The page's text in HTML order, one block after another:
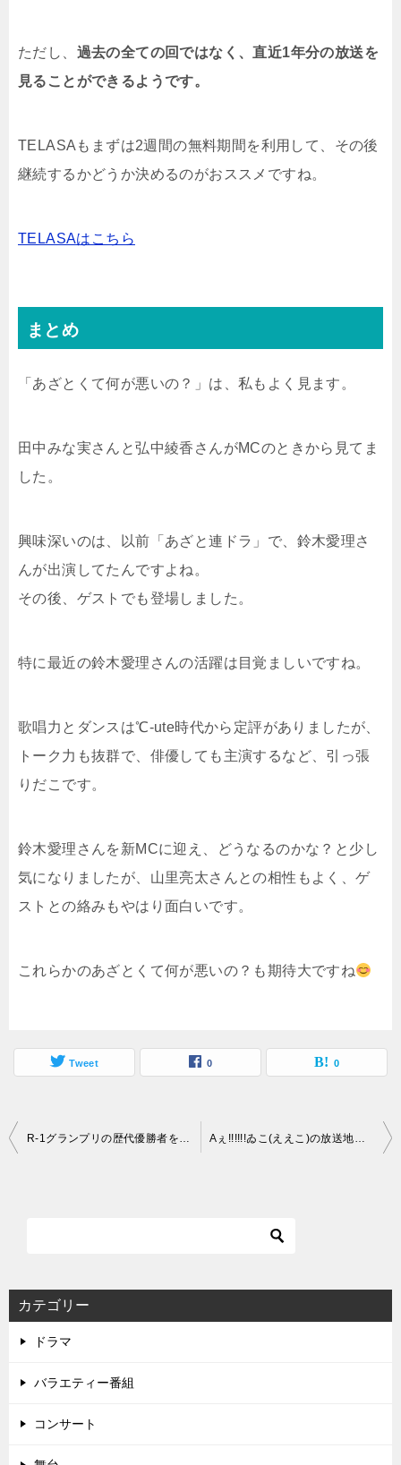
ただし、 過去の全ての回ではなく、直近1年分の放送を
見ることができるようです。
TELASAもまずは2週間の無料期間を利用して、その後
継続するかどうか決めるのがおススメですね。
TELASAはこちら
まとめ
「あざとくて何が悪いの？」は、私もよく見ます。
田中みな実さんと弘中綾香さんがMCのときから見てま
した。
興味深いのは、以前「あざと連ドラ」で、鈴木愛理さ
んが出演してたんですよね。
その後、ゲストでも登場しました。
特に最近の鈴木愛理さんの活躍は目覚ましいですね。
歌唱力とダンスは℃-ute時代から定評がありましたが、
トーク力も抜群で、俳優しても主演するなど、引っ張
りだこです。
鈴木愛理さんを新MCに迎え、どうなるのかな？と少し
気になりましたが、山里亮太さんとの相性もよく、ゲ
ストとの絡みもやはり面白いです。
これらかのあざとくて何が悪いの？も期待大ですね
Tweet 0 0
投
シ
ョ
R-1グランプリの歴代優勝者をまとめました！審査員と司会進行の顔ぶれは？ Aぇ!!!!!!ゐこ(ええこ)の放送地域は？見逃し配信はどこで見れる？
カテゴリー
ドラマ
バラエティー番組
コンサート